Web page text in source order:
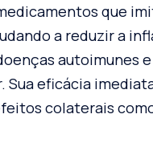
que
a reduzir a
autoimunes
eficácia
colaterais